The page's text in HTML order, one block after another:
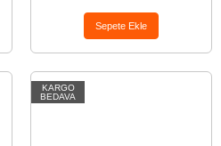
Sepete Ekle
KARGO
BEDAVA